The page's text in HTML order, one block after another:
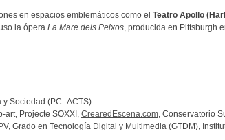
en espacios emblemáticos como el Teatro Apollo
la ópera La Mare dels Peixos, producida en Pittsburgh
y Sociedad (PC_ACTS)
art, Projecte SOXXI, CrearedEscena.com, Conservatorio
Grado en Tecnología Digital y Multimedia (GTDM),